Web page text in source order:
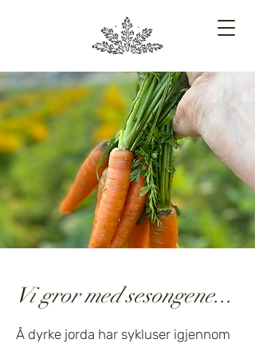
Vi gror med sesongene...
Å dyrke jorda har sykluser igjennom